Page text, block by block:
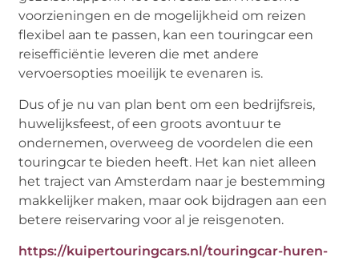
voorzieningen en de mogelijkheid om reizen
flexibel aan te passen, kan een touringcar een
reisefficiëntie leveren die met andere
vervoersopties moeilijk te evenaren is.
Dus of je nu van plan bent om een bedrijfsreis,
huwelijksfeest, of een groots avontuur te
ondernemen, overweeg de voordelen die een
touringcar te bieden heeft. Het kan niet alleen
het traject van Amsterdam naar je bestemming
makkelijker maken, maar ook bijdragen aan een
betere reiservaring voor al je reisgenoten.
https://kuipertouringcars.nl/touringcar-huren-